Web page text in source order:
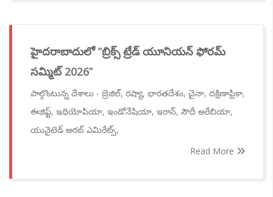
హైదరాబాదులో ‘‘బ్రిక్స్ ట్రేడ్ యూనియన్ ఫోరమ్
సమ్మిట్ 2026’’
పాల్గొంటున్న దేశాలు - బ్రెజిల్, రష్యా, భారతదేశం, చైనా, దక్షిణాఫ్రికా,
ఈజిప్ట్, ఇథియోపియా, ఇండోనేషియా, ఇరాన్, సౌదీ అరేబియా,
యునైటెడ్ అరబ్ ఎమిరేట్స్,
Read More